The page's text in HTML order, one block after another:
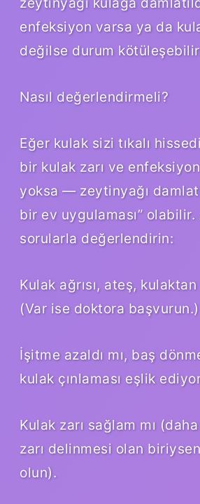
enfeksiyon varsa ya da
değilse durum
Nasıl değerlendirmeli?
Eğer kulak sizi tıkalı
bir kulak zarı ve
yoksa — zeytinyağı
bir ev uygulaması” olabilir.
sorularla değerlendirin:
Kulak ağrısı, ateş, kulaktan
(Var ise doktora başvurun.)
İşitme azaldı mı, baş
kulak çınlaması eşlik
Kulak zarı sağlam mı
zarı delinmesi olan
olun).